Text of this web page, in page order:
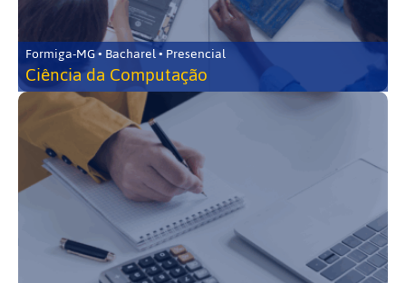
Formiga-MG • Bacharel • Presencial
Ciência da Computação